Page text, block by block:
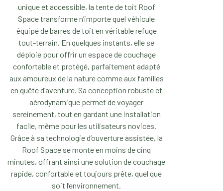
unique et accessible, la tente de toit Roof
Space transforme n’importe quel véhicule
équipé de barres de toit en véritable refuge
tout-terrain. En quelques instants, elle se
déploie pour offrir un espace de couchage
confortable et protégé, parfaitement adapté
aux amoureux de la nature comme aux familles
en quête d’aventure. Sa conception robuste et
aérodynamique permet de voyager
sereinement, tout en gardant une installation
facile, même pour les utilisateurs novices.
Grâce à sa technologie d’ouverture assistée, la
Roof Space se monte en moins de cinq
minutes, offrant ainsi une solution de couchage
rapide, confortable et toujours prête, quel que
soit l’environnement.